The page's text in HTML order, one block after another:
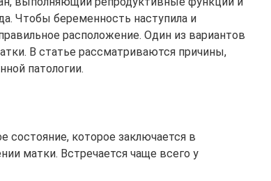
Чтобы беременность наступила и
расположение. Один из вариантов
В статье рассматриваются причины,
патологии.
состояние, которое заключается в
матки. Встречается чаще всего у